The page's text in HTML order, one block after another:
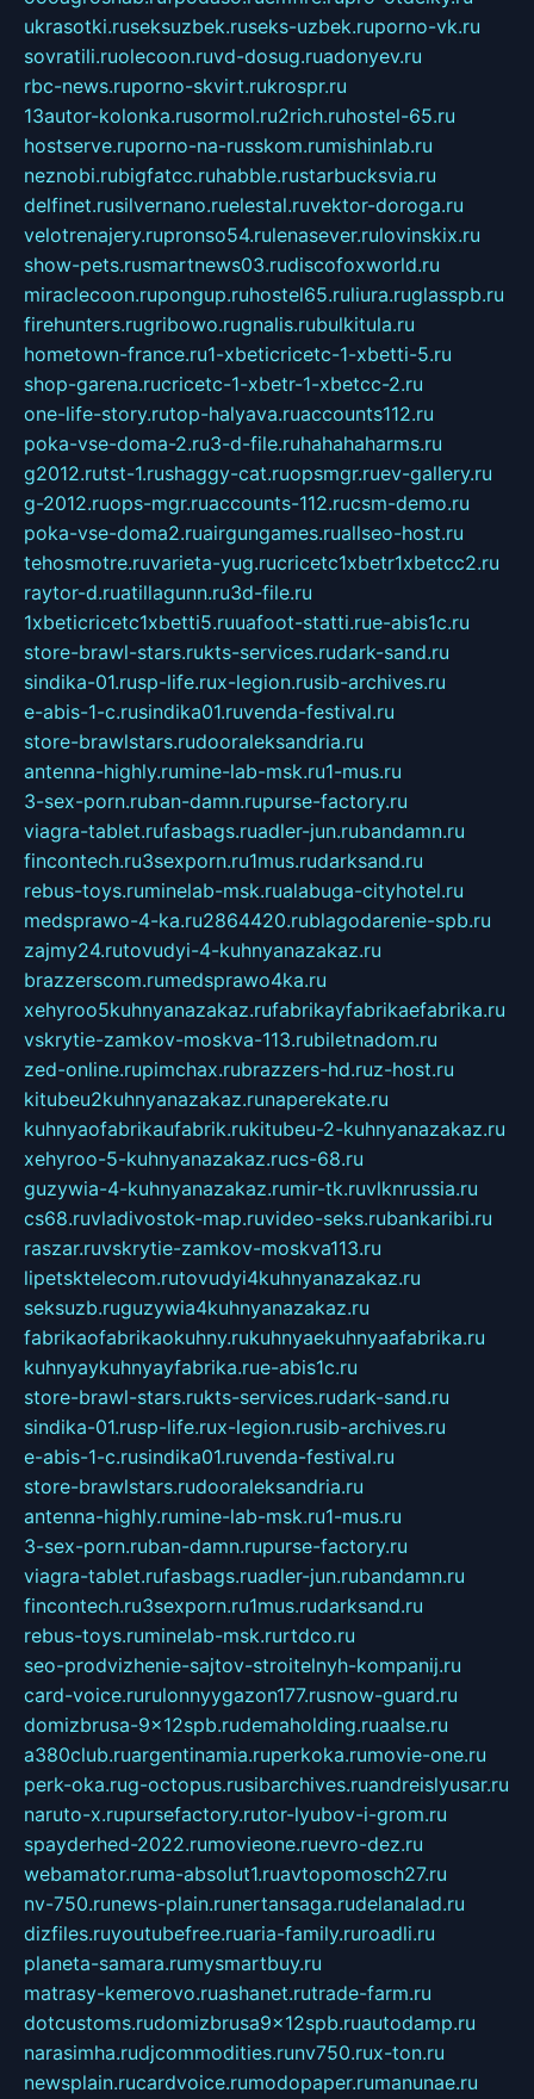
ukrasotki.ruseksuzbek.ruseks-uzbek.ruporno-vk.ru
sovratili.ruolecoon.ruvd-dosug.ruadonyev.ru
rbc-news.ruporno-skvirt.rukrospr.ru
13autor-kolonka.rusormol.ru2rich.ruhostel-65.ru
hostserve.ruporno-na-russkom.rumishinlab.ru
neznobi.rubigfatcc.ruhabble.rustarbucksvia.ru
delfinet.rusilvernano.ruelestal.ruvektor-doroga.ru
velotrenajery.rupronso54.rulenasever.rulovinskix.ru
show-pets.rusmartnews03.rudiscofoxworld.ru
miraclecoon.rupongup.ruhostel65.ruliura.ruglasspb.ru
firehunters.rugribowo.rugnalis.rubulkitula.ru
hometown-france.ru1-xbeticricetc-1-xbetti-5.ru
shop-garena.rucricetc-1-xbetr-1-xbetcc-2.ru
one-life-story.rutop-halyava.ruaccounts112.ru
poka-vse-doma-2.ru3-d-file.ruhahahaharms.ru
g2012.rutst-1.rushaggy-cat.ruopsmgr.ruev-gallery.ru
g-2012.ruops-mgr.ruaccounts-112.rucsm-demo.ru
poka-vse-doma2.ruairgungames.ruallseo-host.ru
tehosmotre.ruvarieta-yug.rucricetc1xbetr1xbetcc2.ru
raytor-d.ruatillagunn.ru3d-file.ru
1xbeticricetc1xbetti5.ruuafoot-statti.rue-abis1c.ru
store-brawl-stars.rukts-services.rudark-sand.ru
sindika-01.rusp-life.rux-legion.rusib-archives.ru
e-abis-1-c.rusindika01.ruvenda-festival.ru
store-brawlstars.rudooraleksandria.ru
antenna-highly.rumine-lab-msk.ru1-mus.ru
3-sex-porn.ruban-damn.rupurse-factory.ru
viagra-tablet.rufasbags.ruadler-jun.rubandamn.ru
fincontech.ru3sexporn.ru1mus.rudarksand.ru
rebus-toys.ruminelab-msk.rualabuga-cityhotel.ru
medsprawo-4-ka.ru2864420.rublagodarenie-spb.ru
zajmy24.rutovudyi-4-kuhnyanazakaz.ru
brazzerscom.rumedsprawo4ka.ru
xehyroo5kuhnyanazakaz.rufabrikayfabrikaefabrika.ru
vskrytie-zamkov-moskva-113.rubiletnadom.ru
zed-online.rupimchax.rubrazzers-hd.ruz-host.ru
kitubeu2kuhnyanazakaz.runaperekate.ru
kuhnyaofabrikaufabrik.rukitubeu-2-kuhnyanazakaz.ru
xehyroo-5-kuhnyanazakaz.rucs-68.ru
guzywia-4-kuhnyanazakaz.rumir-tk.ruvlknrussia.ru
cs68.ruvladivostok-map.ruvideo-seks.rubankaribi.ru
raszar.ruvskrytie-zamkov-moskva113.ru
lipetsktelecom.rutovudyi4kuhnyanazakaz.ru
seksuzb.ruguzywia4kuhnyanazakaz.ru
fabrikaofabrikaokuhny.rukuhnyaekuhnyaafabrika.ru
kuhnyaykuhnyayfabrika.rue-abis1c.ru
store-brawl-stars.rukts-services.rudark-sand.ru
sindika-01.rusp-life.rux-legion.rusib-archives.ru
e-abis-1-c.rusindika01.ruvenda-festival.ru
store-brawlstars.rudooraleksandria.ru
antenna-highly.rumine-lab-msk.ru1-mus.ru
3-sex-porn.ruban-damn.rupurse-factory.ru
viagra-tablet.rufasbags.ruadler-jun.rubandamn.ru
fincontech.ru3sexporn.ru1mus.rudarksand.ru
rebus-toys.ruminelab-msk.rurtdco.ru
seo-prodvizhenie-sajtov-stroitelnyh-kompanij.ru
card-voice.rurulonnyygazon177.rusnow-guard.ru
domizbrusa-9x12spb.rudemaholding.ruaalse.ru
a380club.ruargentinamia.ruperkoka.rumovie-one.ru
perk-oka.rug-octopus.rusibarchives.ruandreislyusar.ru
naruto-x.rupursefactory.rutor-lyubov-i-grom.ru
spayderhed-2022.rumovieone.ruevro-dez.ru
webamator.ruma-absolut1.ruavtopomosch27.ru
nv-750.runews-plain.runertansaga.rudelanalad.ru
dizfiles.ruyoutubefree.ruaria-family.ruroadli.ru
planeta-samara.rumysmartbuy.ru
matrasy-kemerovo.ruashanet.rutrade-farm.ru
dotcustoms.rudomizbrusa9x12spb.ruautodamp.ru
narasimha.rudjcommodities.runv750.rux-ton.ru
newsplain.rucardvoice.rumodopaper.rumanunae.ru